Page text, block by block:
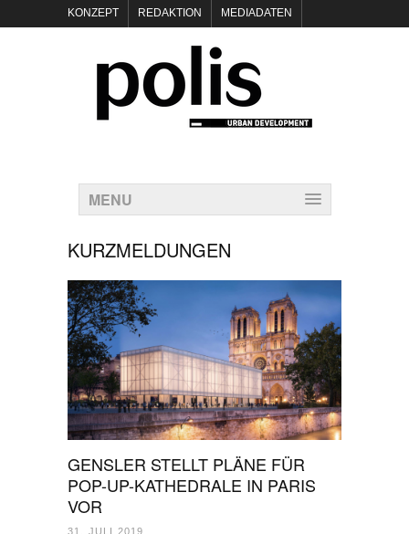
KONZEPT REDAKTION MEDIADATEN
POLIS KEYNOTES
KONTAKT DATENSCHUTZ IMPRESSUM
MENU
KURZMELDUNGEN
GENSLER STELLT PLÄNE FÜR
POP-UP-KATHEDRALE IN PARIS
VOR
31. JULI 2019